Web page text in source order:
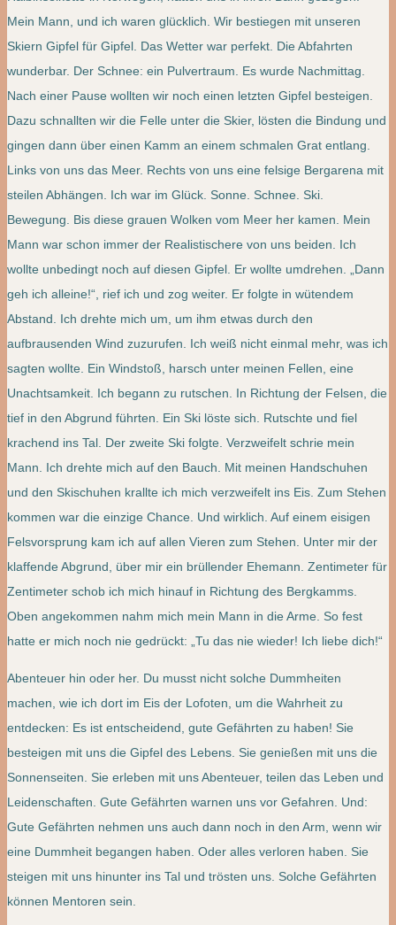
Mein Mann, und ich waren glücklich. Wir bestiegen mit unseren
Skiern Gipfel für Gipfel. Das Wetter war perfekt. Die Abfahrten
wunderbar. Der Schnee: ein Pulvertraum. Es wurde Nachmittag.
Nach einer Pause wollten wir noch einen letzten Gipfel besteigen.
Dazu schnallten wir die Felle unter die Skier, lösten die Bindung und
gingen dann über einen Kamm an einem schmalen Grat entlang.
Links von uns das Meer. Rechts von uns eine felsige Bergarena mit
steilen Abhängen. Ich war im Glück. Sonne. Schnee. Ski.
Bewegung. Bis diese grauen Wolken vom Meer her kamen. Mein
Mann war schon immer der Realistischere von uns beiden. Ich
wollte unbedingt noch auf diesen Gipfel. Er wollte umdrehen. „Dann
geh ich alleine!“, rief ich und zog weiter. Er folgte in wütendem
Abstand. Ich drehte mich um, um ihm etwas durch den
aufbrausenden Wind zuzurufen. Ich weiß nicht einmal mehr, was ich
sagten wollte. Ein Windstoß, harsch unter meinen Fellen, eine
Unachtsamkeit. Ich begann zu rutschen. In Richtung der Felsen, die
tief in den Abgrund führten. Ein Ski löste sich. Rutschte und fiel
krachend ins Tal. Der zweite Ski folgte. Verzweifelt schrie mein
Mann. Ich drehte mich auf den Bauch. Mit meinen Handschuhen
und den Skischuhen krallte ich mich verzweifelt ins Eis. Zum Stehen
kommen war die einzige Chance. Und wirklich. Auf einem eisigen
Felsvorsprung kam ich auf allen Vieren zum Stehen. Unter mir der
klaffende Abgrund, über mir ein brüllender Ehemann. Zentimeter für
Zentimeter schob ich mich hinauf in Richtung des Bergkamms.
Oben angekommen nahm mich mein Mann in die Arme. So fest
hatte er mich noch nie gedrückt: „Tu das nie wieder! Ich liebe dich!“
Abenteuer hin oder her. Du musst nicht solche Dummheiten
machen, wie ich dort im Eis der Lofoten, um die Wahrheit zu
entdecken: Es ist entscheidend, gute Gefährten zu haben! Sie
besteigen mit uns die Gipfel des Lebens. Sie genießen mit uns die
Sonnenseiten. Sie erleben mit uns Abenteuer, teilen das Leben und
Leidenschaften. Gute Gefährten warnen uns vor Gefahren. Und:
Gute Gefährten nehmen uns auch dann noch in den Arm, wenn wir
eine Dummheit begangen haben. Oder alles verloren haben. Sie
steigen mit uns hinunter ins Tal und trösten uns. Solche Gefährten
können Mentoren sein.